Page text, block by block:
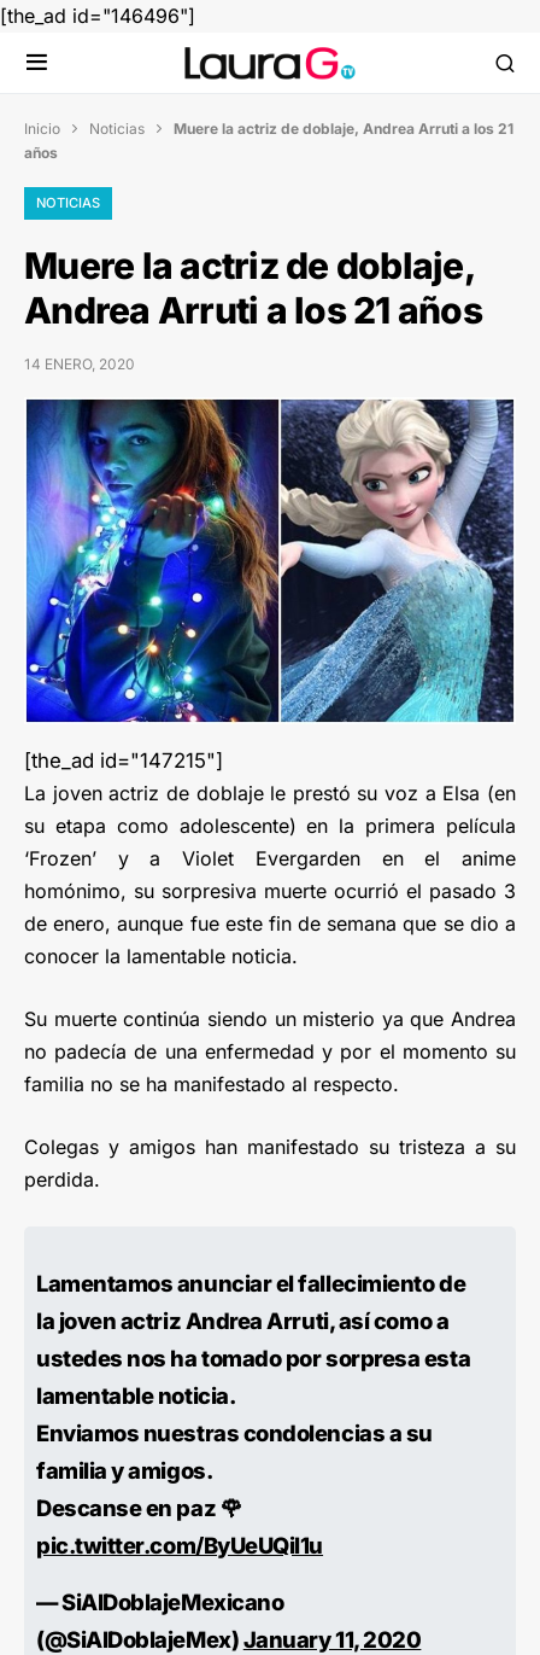
[the_ad id="146496"]
Inicio  Noticias  Muere la actriz de doblaje, Andrea Arruti a los 21
años
NOTICIAS
Muere la actriz de doblaje,
Andrea Arruti a los 21 años
14 ENERO, 2020
[the_ad id="147215"]
La joven actriz de doblaje le prestó su voz a Elsa (en
su etapa como adolescente) en la primera película
‘Frozen’ y a Violet Evergarden en el anime
homónimo, su sorpresiva muerte ocurrió el pasado 3
de enero, aunque fue este fin de semana que se dio a
conocer la lamentable noticia.
Su muerte continúa siendo un misterio ya que Andrea
no padecía de una enfermedad y por el momento su
familia no se ha manifestado al respecto.
Colegas y amigos han manifestado su tristeza a su
perdida.
Lamentamos anunciar el fallecimiento de
la joven actriz Andrea Arruti, así como a
ustedes nos ha tomado por sorpresa esta
lamentable noticia.
Enviamos nuestras condolencias a su
familia y amigos.
Descanse en paz 🌹
pic.twitter.com/ByUeUQil1u
— SiAlDoblajeMexicano
(@SiAlDoblajeMex)January 11, 2020